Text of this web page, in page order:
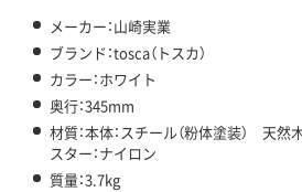
メーカー：山崎実業
ブランド：tosca（トスカ）
カラー：ホワイト
奥行：345mm
材質：本体：スチール（粉体塗装） 天然
スター：ナイロン
質量：3.7kg